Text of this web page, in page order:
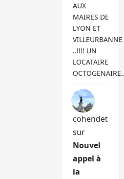
AUX
MAIRES DE
LYON ET
VILLEURBANNE
..!!!! UN
LOCATAIRE
cohendet
sur
Nouvel
appel à
la